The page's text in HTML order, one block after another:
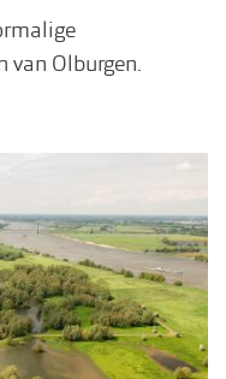
van Olburgen.